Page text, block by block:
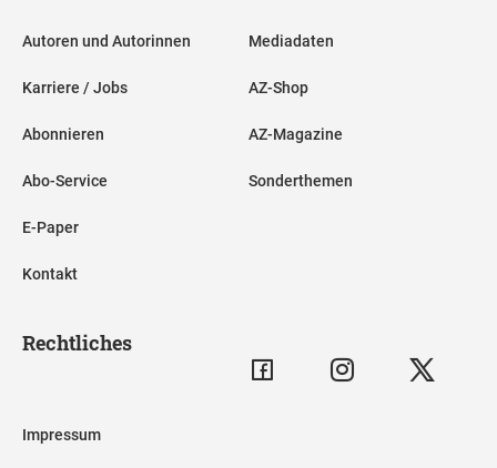
Autoren und Autorinnen
Karriere / Jobs
Abonnieren
Abo-Service
E-Paper
Kontakt
Mediadaten
AZ-Shop
AZ-Magazine
Sonderthemen
Rechtliches
Impressum